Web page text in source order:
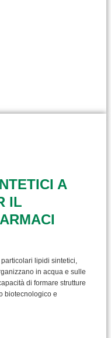
A
IL
lipidi sintetici,
in acqua e sulle
di formare strutture
biotecnologico e